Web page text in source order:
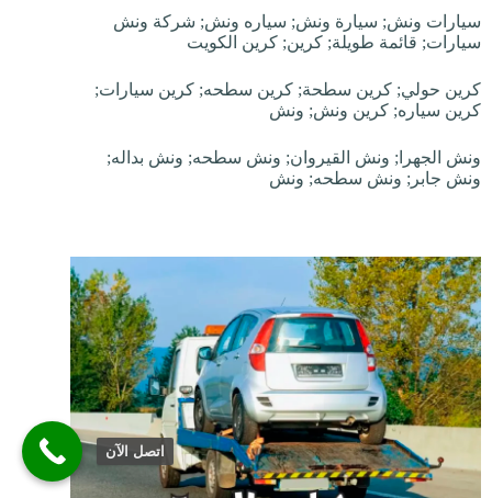
سيارات ونش; سيارة ونش; سياره ونش; شركة ونش
سيارات; قائمة طويلة; كرين; كرين الكويت
كرين حولي; كرين سطحة; كرين سطحه; كرين سيارات;
كرين سياره; كرين ونش; ونش
ونش الجهرا; ونش القيروان; ونش سطحه; ونش بداله;
ونش جابر; ونش سطحه; ونش
اتصل الآن